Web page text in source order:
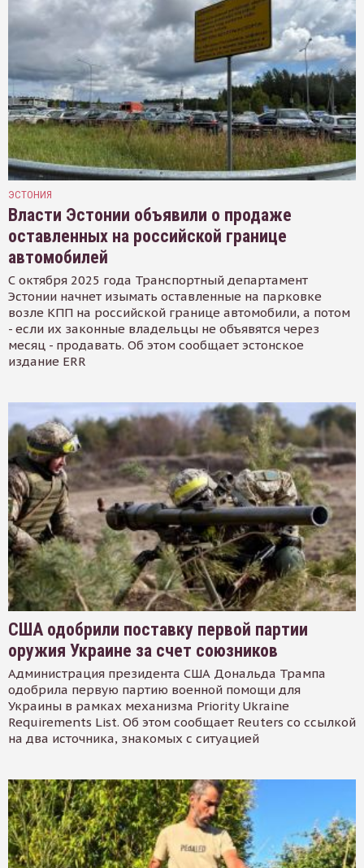
ЭСТОНИЯ
Власти Эстонии объявили о продаже
оставленных на российской границе
автомобилей
С октября 2025 года Транспортный департамент
Эстонии начнет изымать оставленные на парковке
возле КПП на российской границе автомобили, а потом
- если их законные владельцы не объявятся через
месяц - продавать. Об этом сообщает эстонское
издание ERR
США одобрили поставку первой партии
оружия Украине за счет союзников
Администрация президента США Дональда Трампа
одобрила первую партию военной помощи для
Украины в рамках механизма Priority Ukraine
Requirements List. Об этом сообщает Reuters со ссылкой
на два источника, знакомых с ситуацией